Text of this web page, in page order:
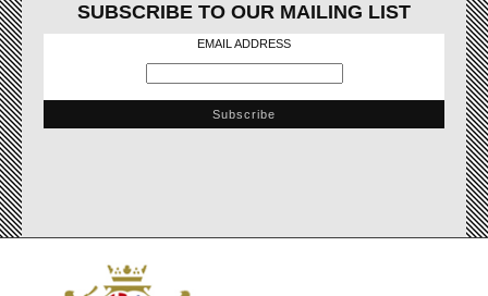
SUBSCRIBE TO OUR MAILING LIST
EMAIL ADDRESS